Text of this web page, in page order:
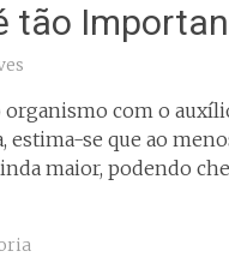
tão
com o
se que ao
maior, podendo